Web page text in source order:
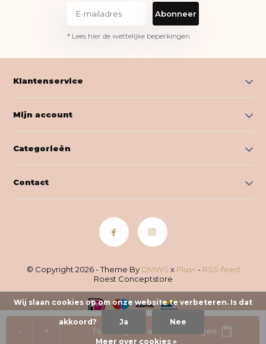
+
- Toevoegen aan winkelwagen
Abonneer
* Lees hier de wettelijke beperkingen
Klantenservice
Mijn account
Categorieën
Contact
© Copyright 2026 - Theme By DMWS x Plus+ - RSS-feed
Roest Conceptstore
Wij slaan cookies op om onze website te verbeteren. Is dat
akkoord? Ja Nee
Meer over cookies »